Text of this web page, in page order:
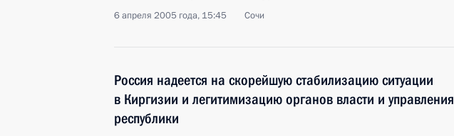
6 апреля 2005 года, 15:45 Сочи
Россия надеется на скорейшую стабилизацию ситуации
в Киргизии и легитимизацию органов власти и управления
республики